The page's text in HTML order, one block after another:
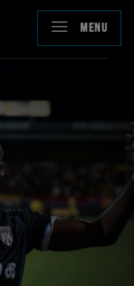
MENU